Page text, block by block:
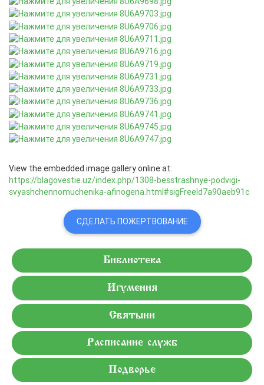
View the embedded image gallery online at:
https://blagovestie.uz/index.php/1308-besstrashnye-podvigi-
svyashchennomuchenika-afinogena.html#sigFreeId7a90aeb91c
СДЕЛАТЬ ПОЖЕРТВОВАНИЕ
Библиотека
Игумения
Святыни
Расписание служб
Подворье